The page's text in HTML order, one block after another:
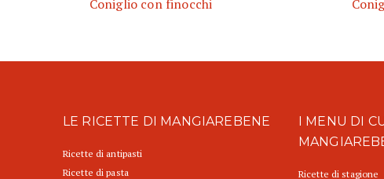
Coniglio con finocchi
LE RICETTE DI MANGIAREBENE
Ricette di antipasti
Ricette di pasta
I MENU DI
Ricette di stagione